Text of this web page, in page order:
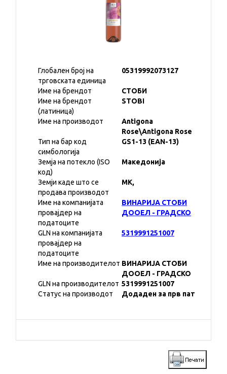
Глобален број на
трговската единица
05319992073127
Име на брендот
СТОБИ
Име на брендот
(латиница)
STOBI
Име на производот
Antigona
Rоse\Antigona Rоse
Тип на бар код
симбологија
GS1-13 (EAN-13)
Земја на потекло (ISO
код)
Македонија
Земји каде што се
продава производот
MK,
Име на компанијата
провајдер на
податоците
ВИНАРИЈА СТОБИ
ДООЕЛ - ГРАДСКО
GLN на компанијата
провајдер на
податоците
5319991251007
Име на производителот ВИНАРИЈА СТОБИ
ДООЕЛ - ГРАДСКО
GLN на производителот 5319991251007
Статус на производот
Додаден за прв пат